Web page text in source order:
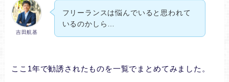
吉田航基
フリーランスは悩んでいると思われて
いるのかしら…
ここ1年で勧誘されたものを一覧でまとめてみました。